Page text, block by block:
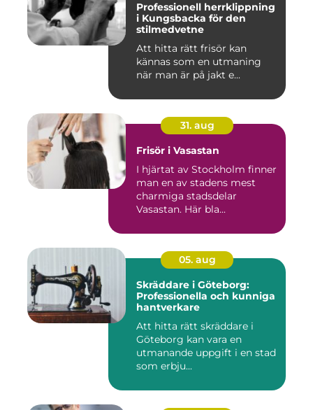
Professionell herrklippning
i Kungsbacka för den
stilmedvetne
Att hitta rätt frisör kan
kännas som en utmaning
när man är på jakt e...
31. aug
Frisör i Vasastan
I hjärtat av Stockholm finner
man en av stadens mest
charmiga stadsdelar
Vasastan. Här bla...
05. aug
Skräddare i Göteborg:
Professionella och kunniga
hantverkare
Att hitta rätt skräddare i
Göteborg kan vara en
utmanande uppgift i en stad
som erbju...